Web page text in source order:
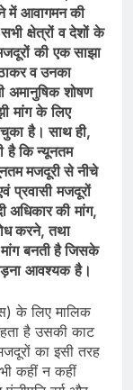
में आवागमनकी
सभी क्षेत्रों वदेशों के
की एकसाझा
वउनका
अमानुषिक शोषण
मांग के लिए
चुका है।साथही,
हैकिन्‍यूनतम
मजदूरीसेनीचे
प्रवासी मजदूरों
अधिकारकी मांग,
करने,तथा
मांग बनतीहैजिसके
आवश्‍यक है।
के लिए मालिक
है उसकी काट
का इसी तरह
कहीं न कहीं